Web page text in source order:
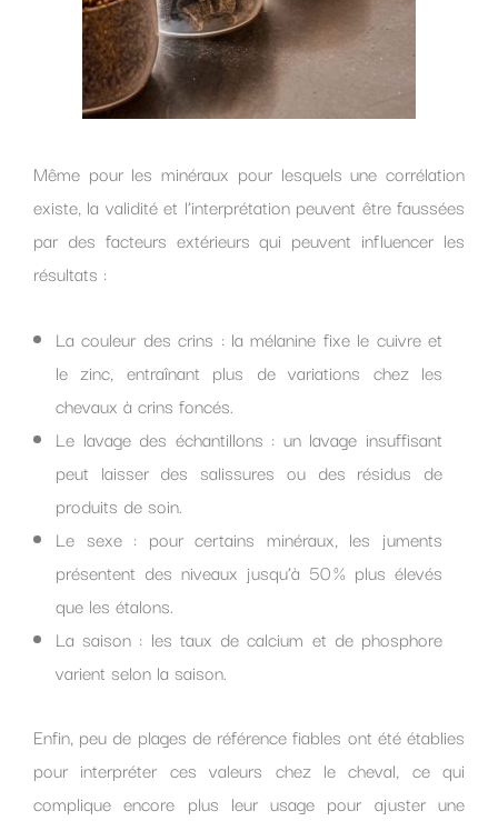
Même pour les minéraux pour lesquels une corrélation
existe, la validité et l’interprétation peuvent être faussées
par des facteurs extérieurs qui peuvent influencer les
résultats :
La couleur des crins : la mélanine fixe le cuivre et
le zinc, entraînant plus de variations chez les
chevaux à crins foncés.
Le lavage des échantillons : un lavage insuffisant
peut laisser des salissures ou des résidus de
produits de soin.
Le sexe : pour certains minéraux, les juments
présentent des niveaux jusqu’à 50 % plus élevés
que les étalons.
La saison : les taux de calcium et de phosphore
varient selon la saison.
Enfin, peu de plages de référence fiables ont été établies
pour interpréter ces valeurs chez le cheval, ce qui
complique encore plus leur usage pour ajuster une